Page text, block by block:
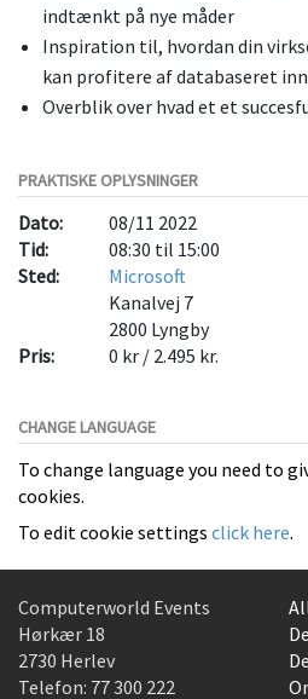
indtænkt på nye måder
Inspiration til, hvordan din
kan profitere af databaseret
Overblik over hvad et et
PRAKTISKE OPLYSNINGER
Dato:
08/11 2022
Tid:
08:30 til 15:00
Sted:
Microsoft
Kanalvej 7
2800 Lyngby
Pris:
0 kr / 2.495 kr.
CHANGE LANGUAGE
To change language you need to
cookies.
To edit cookie settings click here.
Computerworld Events
Hørkær 18
2730 Herlev
Telefon: 77 300 222